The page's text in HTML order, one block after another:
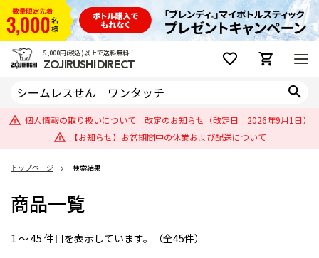
5,000円(税込)以上で送料無料！
ZOJIRUSHI DIRECT
個人情報の取り扱いについて 改定のお知らせ（改定日 2026年9月1日）
【お知らせ】お盆期間中の休業および配送について
トップページ 検索結果
商品一覧
1 ～ 45 件目を表示しています。（全45件）